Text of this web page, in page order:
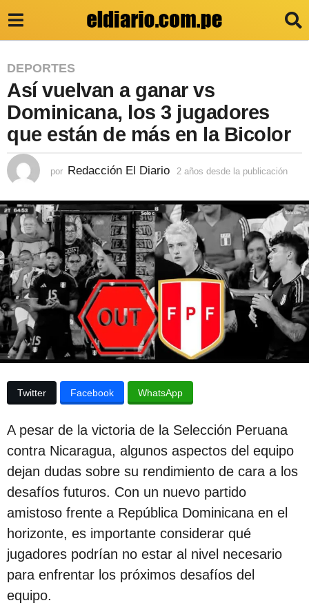
2
a
ñ
o
d
s
d
e
l
a
p
u
b
l
i
a
c
i
ó
n
2
a
ñ
o
DEPORTES
Así vuelvan a ganar vs
Dominicana, los 3 jugadores
que están de más en la Bicolor
por Redacción El Diario 2 años desde la publicación
o
s
d
e
s
e
a
p
u
i
ó
n
Twitter Facebook WhatsApp
A pesar de la victoria de la Selección Peruana
contra Nicaragua, algunos aspectos del equipo
dejan dudas sobre su rendimiento de cara a los
desafíos futuros. Con un nuevo partido
amistoso frente a República Dominicana en el
horizonte, es importante considerar qué
jugadores podrían no estar al nivel necesario
para enfrentar los próximos desafíos del
equipo.